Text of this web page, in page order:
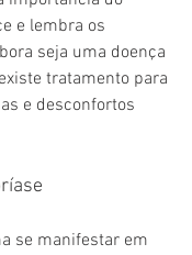
e lembra os
seja uma doença
tratamento para
e desconfortos
se manifestar em